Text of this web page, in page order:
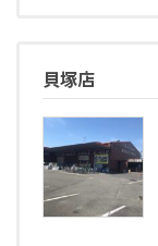
貝塚店